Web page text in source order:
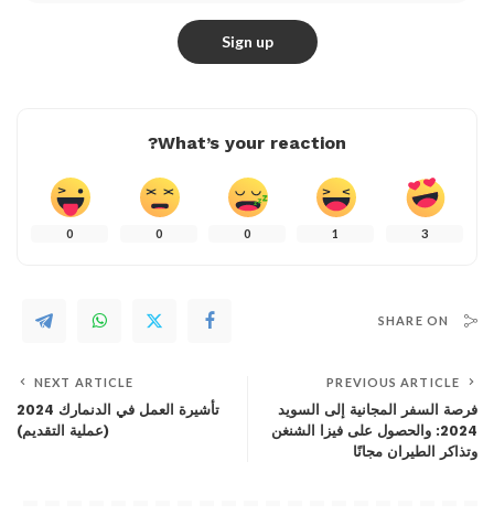
What’s your reaction?
3
1
0
0
0
SHARE ON
PREVIOUS ARTICLE
فرصة السفر المجانية إلى السويد
2024: والحصول على فيزا الشنغن
وتذاكر الطيران مجانًا
NEXT ARTICLE
تأشيرة العمل في الدنمارك 2024
(عملية التقديم)